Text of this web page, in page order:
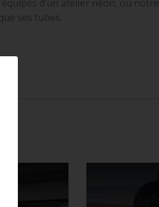
d’un atelier néon, ou notre
ses tubes.